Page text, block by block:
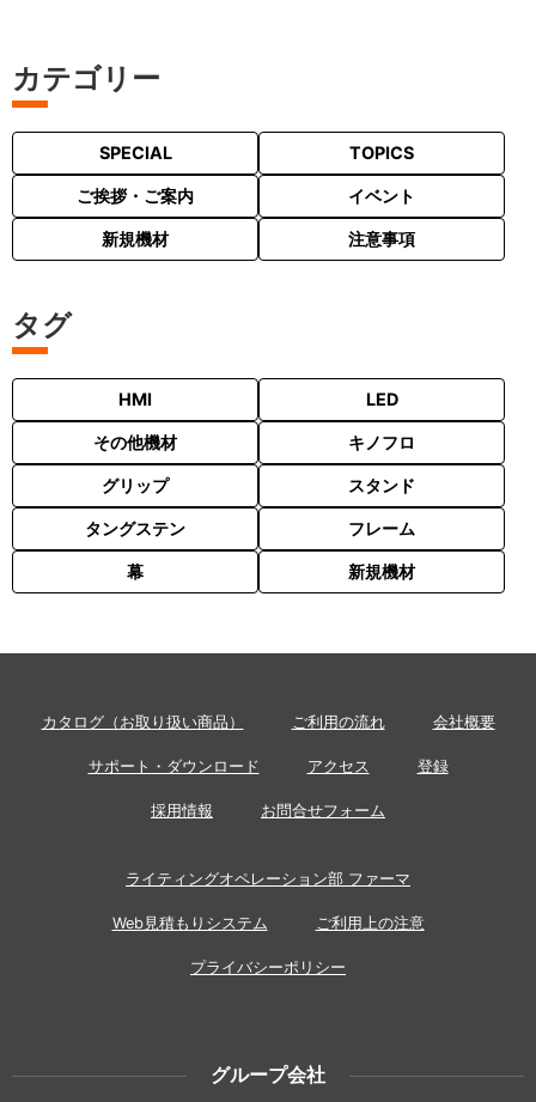
カテゴリー
SPECIAL TOPICS
ご挨拶・ご案内 イベント
新規機材 注意事項
タグ
HMI LED
その他機材 キノフロ
グリップ スタンド
タングステン フレーム
幕 新規機材
カタログ（お取り扱い商品） ご利用の流れ 会社概要
サポート・ダウンロード アクセス 登録
採用情報 お問合せフォーム
ライティングオペレーション部 ファーマ
Web見積もりシステム ご利用上の注意
プライバシーポリシー
グループ会社